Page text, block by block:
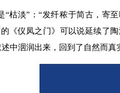
“枯淡”：“发纤秾于简古，寄
《仪凤之门》可以说延续了
中洇润出来，回到了自然而真